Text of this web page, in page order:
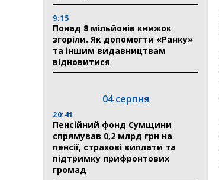
9:15
Понад 8 мільйонів книжок
згоріли. Як допомогти «Ранку»
та іншим видавництвам
відновитися
04 серпня
20:41
Пенсійний фонд Сумщини
спрямував 0,2 млрд грн на
пенсії, страхові виплати та
підтримку прифронтових
громад